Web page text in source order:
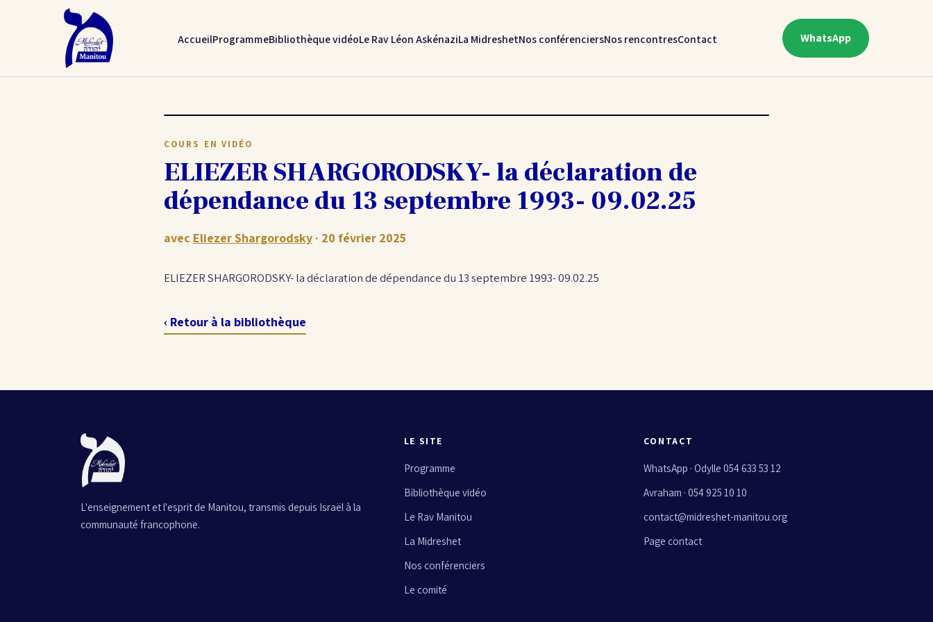
AccueilProgrammeBibliothèque vidéoLe Rav Léon AskénaziLa MidreshetNos conférenciersNos rencontresContact WhatsApp
COURS EN VIDÉO
ELIEZER SHARGORODSKY- la déclaration de
dépendance du 13 septembre 1993- 09.02.25
avec Eliezer Shargorodsky · 20 février 2025
ELIEZER SHARGORODSKY- la déclaration de dépendance du 13 septembre 1993- 09.02.25
‹ Retour à la bibliothèque
L'enseignement et l'esprit de Manitou, transmis depuis Israël à la
communauté francophone.
LE SITE
Programme
Bibliothèque vidéo
Le Rav Manitou
La Midreshet
Nos conférenciers
Le comité
CONTACT
WhatsApp · Odylle 054 633 53 12
Avraham · 054 925 10 10
contact@midreshet-manitou.org
Page contact